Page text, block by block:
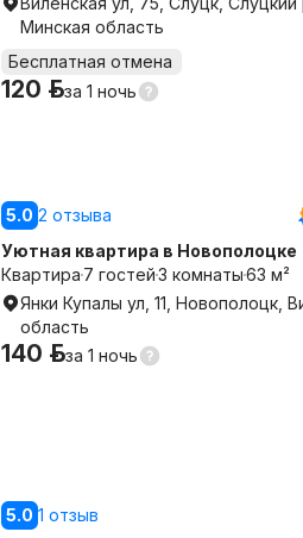
Минская область
Бесплатная отмена
120 р.за 1 ночь
5.0 2 отзыва
Уютная квартира в Новополоцке
Квартира 7 гостей3 комнаты63 м²
Янки Купалы ул, 11, Новополоцк,
область
140 р.за 1 ночь
5.0 1 отзыв